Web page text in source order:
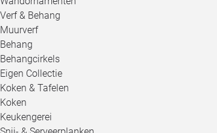
Verf & Behang
Muurverf
Behang
Behangcirkels
Eigen Collectie
Koken & Tafelen
Koken
Keukengerei